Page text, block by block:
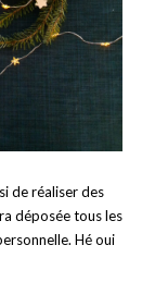
de réaliser des
déposée tous les
Hé oui